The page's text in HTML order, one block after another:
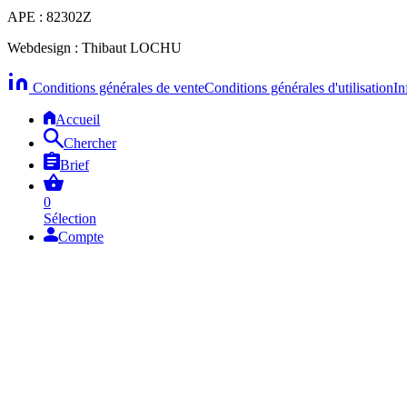
APE : 82302Z
Webdesign : Thibaut LOCHU
Conditions générales de venteConditions générales d'utilisation
Accueil
Chercher
Brief
0
Sélection
Compte